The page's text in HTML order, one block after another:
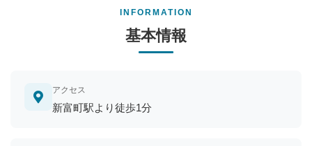
INFORMATION
基本情報
アクセス
新富町駅より徒歩1分